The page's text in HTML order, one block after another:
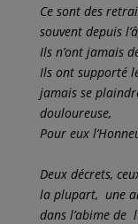
Ce sont des
souvent depuis
Ils n’ont jamais
Ils ont supporté
jamais se
douloureuse,
Pour eux
Deux décrets,
la plupart, une
dans l’abime de